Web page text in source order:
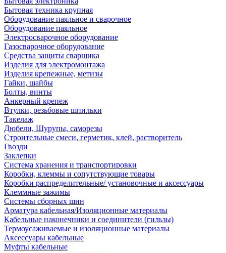
Бытовая техника крупная
Оборудование паяльное и сварочное
Оборудование паяльное
Электросварочное оборудование
Газосварочное оборудование
Средства защиты сварщика
Изделия для электромонтажа
Изделия крепежные, метизы
Гайки, шайбы
Болты, винты
Анкерный крепеж
Втулки, резьбовые шпильки
Такелаж
Дюбели, Шурупы, саморезы
Строительные смеси, герметик, клей, растворитель
Гвозди
Заклепки
Система хранения и транспортировки
Коробки, клеммы и сопутствующие товары
Коробки распределительные/ установочные и аксессуары
Клеммные зажимы
Системы сборных шин
Арматура кабельная/Изоляционные материалы
Кабельные наконечники и соединители (гильзы)
Термоусаживаемые и изоляционные материалы
Аксессуары кабельные
Муфты кабельные